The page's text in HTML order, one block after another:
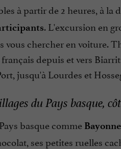
à partir de 2 heures, à
. L'excursion en
vous chercher en voiture.
depuis et vers
jusqu'à Lourdes et
du Pays basque,
basque comme Bayonne
ses petites ruelles